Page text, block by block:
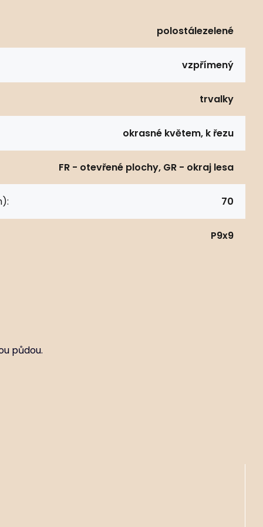
polostálezelené
vzpřímený
trvalky
okrasné květem, k řezu
FR - otevřené plochy, GR - okraj lesa
70
P9x9
půdou.